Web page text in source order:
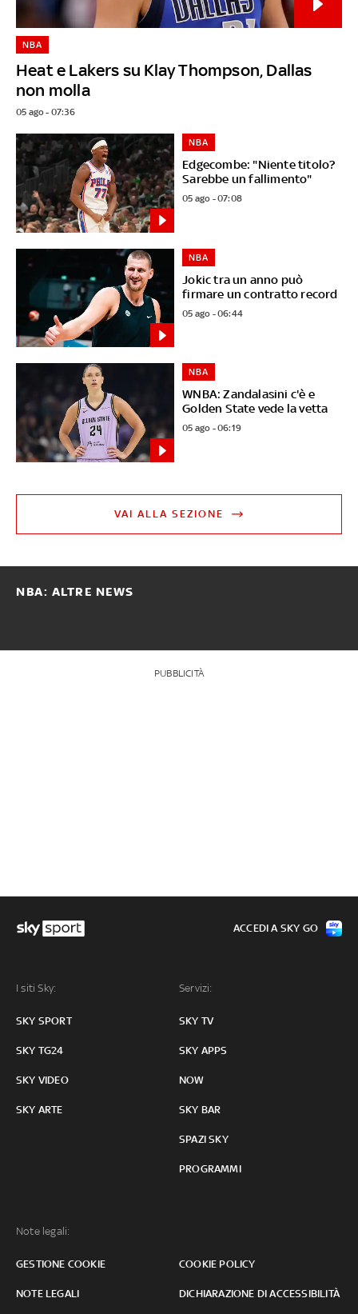
Heat e Lakers su Klay Thompson, Dallas
non molla
NBA
05 ago - 07:36
Edgecombe: "Niente titolo?
Sarebbe un fallimento"
NBA
05 ago - 07:08
Jokic tra un anno può
firmare un contratto record
NBA
05 ago - 06:44
WNBA: Zandalasini c'è e
Golden State vede la vetta
NBA
05 ago - 06:19
VAI ALLA SEZIONE
NBA: ALTRE NEWS
PUBBLICITÀ
I siti Sky:
SKY SPORT
SKY TG24
SKY VIDEO
SKY ARTE
Servizi:
SKY TV
SKY APPS
NOW
SKY BAR
SPAZI SKY
PROGRAMMI
Note legali:
GESTIONE COOKIE COOKIE POLICY
NOTE LEGALI DICHIARAZIONE DI ACCESSIBILITÀ
ACCEDI A SKY GO